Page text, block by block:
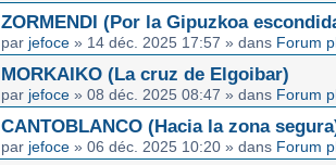
ZORMENDI (Por la Gipuzkoa
par jefoce » 14 déc. 2025 17:57 » dans Forum
MORKAIKO (La cruz de Elgoibar)
par jefoce » 08 déc. 2025 08:47 » dans Forum
CANTOBLANCO (Hacia la zona
par jefoce » 06 déc. 2025 10:20 » dans Forum